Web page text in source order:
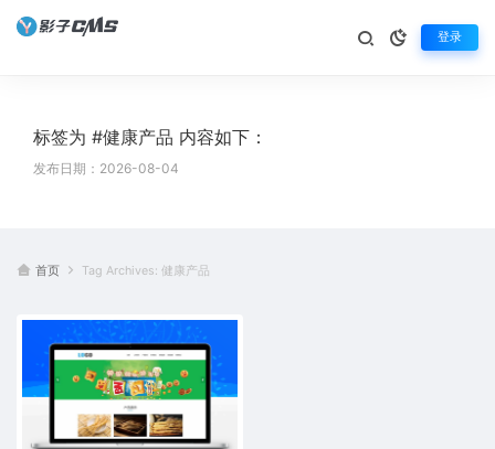
登录
标签为 #健康产品 内容如下：
发布日期：2026-08-04
首页 Tag Archives: 健康产品